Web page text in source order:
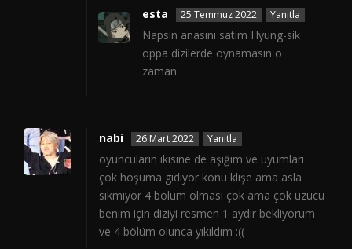
esta 25 Temmuz 2022 Yanıtla
Napsın anasını satim Hyung-sik
oppa dizilerde oynamasın o
zaman.
nabi 26 Mart 2022 Yanıtla
oyuncuların ikisine de aşığım ve uyumları
çok hoşuma gidiyor konu klişe ama asla
sıkmıyor 4 bölüm olması çok ama çok üzücü
benim için diziyi resmen 1 aydır bekliyorum
ve 4 bölüm olunca yıkıldım :((